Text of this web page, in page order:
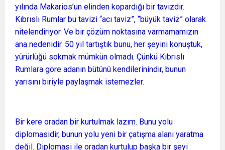
yılında Makarios’un elinden kopardığı bir tavizdir.
Kıbrıslı Rumlar bu tavizi “acı taviz”, “büyük taviz” olarak
nitelendiriyor. Ve bir çözüm noktasına varmamamızın
ana nedenidir. 50 yıl tartıştık bunu, her şeyini konuştuk,
yürürlüğü sokmak mümkün olmadı. Çünkü Kıbrıslı
Rumlara göre adanın bütünü kendilerinindir, bunun
yarısını biriyle paylaşmak istemezler.
Bir kere oradan bir kurtulmak lazım. Bunu yolu
diplomasidir, bunun yolu yeni bir çatışma alanı yaratma
değil. Diplomasi ile oradan kurtulup başka bir şeyi